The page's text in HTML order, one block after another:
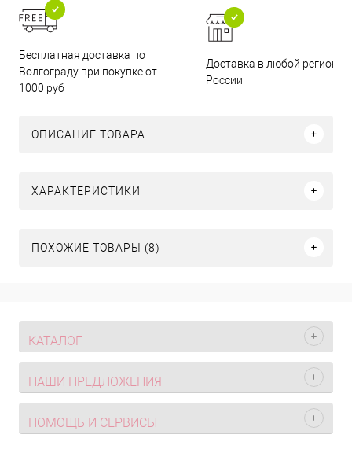
Бесплатная доставка по
Волгограду при покупке от
1000 руб
Доставка в любой регион
России
ОПИСАНИЕ ТОВАРА
ХАРАКТЕРИСТИКИ
ПОХОЖИЕ ТОВАРЫ (8)
КАТАЛОГ
НАШИ ПРЕДЛОЖЕНИЯ
ПОМОЩЬ И СЕРВИСЫ